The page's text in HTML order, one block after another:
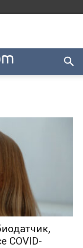
COVID-